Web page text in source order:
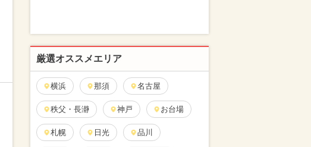
厳選オススメエリア
横浜 那須 名古屋
秩父・長瀞 神戸 お台場
札幌 日光 品川